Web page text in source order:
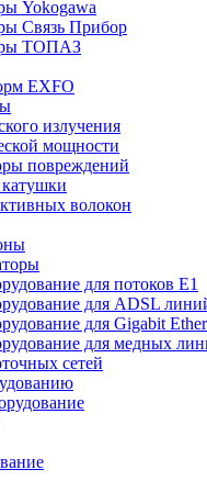
Yokogawa
Связь Прибор
ТОПАЗ
EXFO
излучения
мощности
повреждений
волокон
для потоков Е1
для ADSL
для Gigabit
для медных
сетей